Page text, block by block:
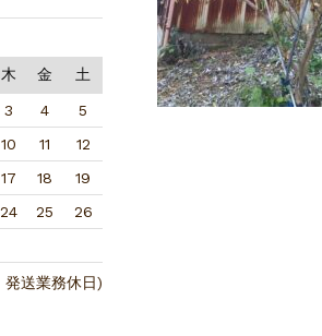
木 金 土
3 4
5
10 11
12
17 18
19
24 25
26
発送業務休日)